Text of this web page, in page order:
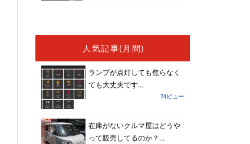
人気記事(月間)
ランプが点灯しても焦らなく
ても大丈夫です...
74ビュー
在庫がないクルマ屋はどうや
って販売してるのか？...